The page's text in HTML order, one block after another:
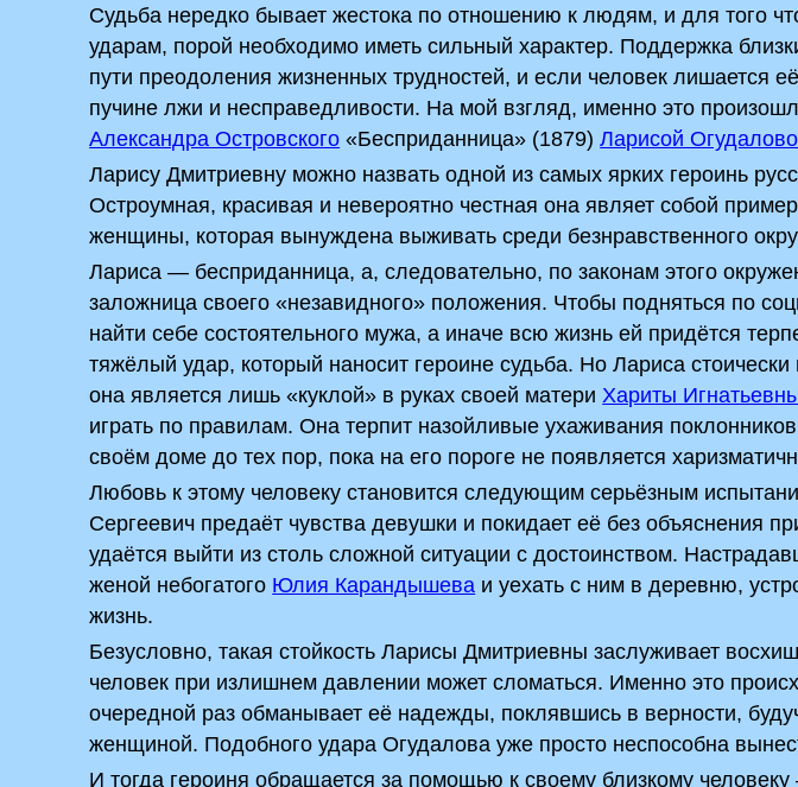
Судьба нередко бывает жестока по отношению к людям, и для того
ударам, порой необходимо иметь сильный характер. Поддержка
пути преодоления жизненных трудностей, и если человек лишается
пучине лжи и несправедливости. На мой взгляд, именно это
Александра Островского «Бесприданница» (1879)Ларисой
Ларису Дмитриевну можно назвать одной из самых ярких героинь
Остроумная, красивая и невероятно честная она являет собой
женщины, которая вынуждена выживать среди безнравственного
Лариса — бесприданница, а, следовательно, по законам этого
заложница своего «незавидного» положения. Чтобы подняться по
найти себе состоятельного мужа, а иначе всю жизнь ей придётся
тяжёлый удар, который наносит героине судьба. Но Лариса
она является лишь «куклой» в руках своей материХариты
играть по правилам. Она терпит назойливые ухаживания
своём доме до тех пор, пока на его пороге не появляется
Любовь к этому человеку становится следующим серьёзным
Сергеевич предаёт чувства девушки и покидает её без объяснения
удаётся выйти из столь сложной ситуации с достоинством.
женой небогатого Юлия Карандышева и уехать с ним в деревню,
жизнь.
Безусловно, такая стойкость Ларисы Дмитриевны заслуживает
человек при излишнем давлении может сломаться. Именно это
очередной раз обманывает её надежды, поклявшись в верности,
женщиной. Подобного удара Огудалова уже просто неспособна
И тогда героиня обращается за помощью к своему близкому